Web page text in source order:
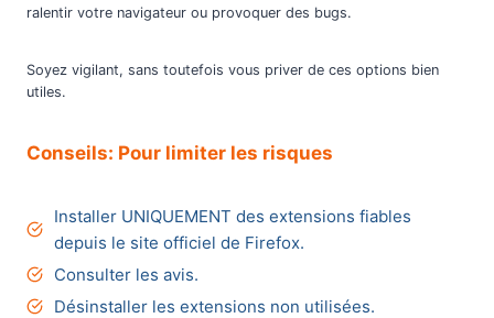
ralentir votre navigateur ou provoquer des bugs.
Soyez vigilant, sans toutefois vous priver de ces options bien
utiles.
Conseils: Pour limiter les risques
Installer UNIQUEMENT des extensions fiables
depuis le site officiel de Firefox.
Consulter les avis.
Désinstaller les extensions non utilisées.